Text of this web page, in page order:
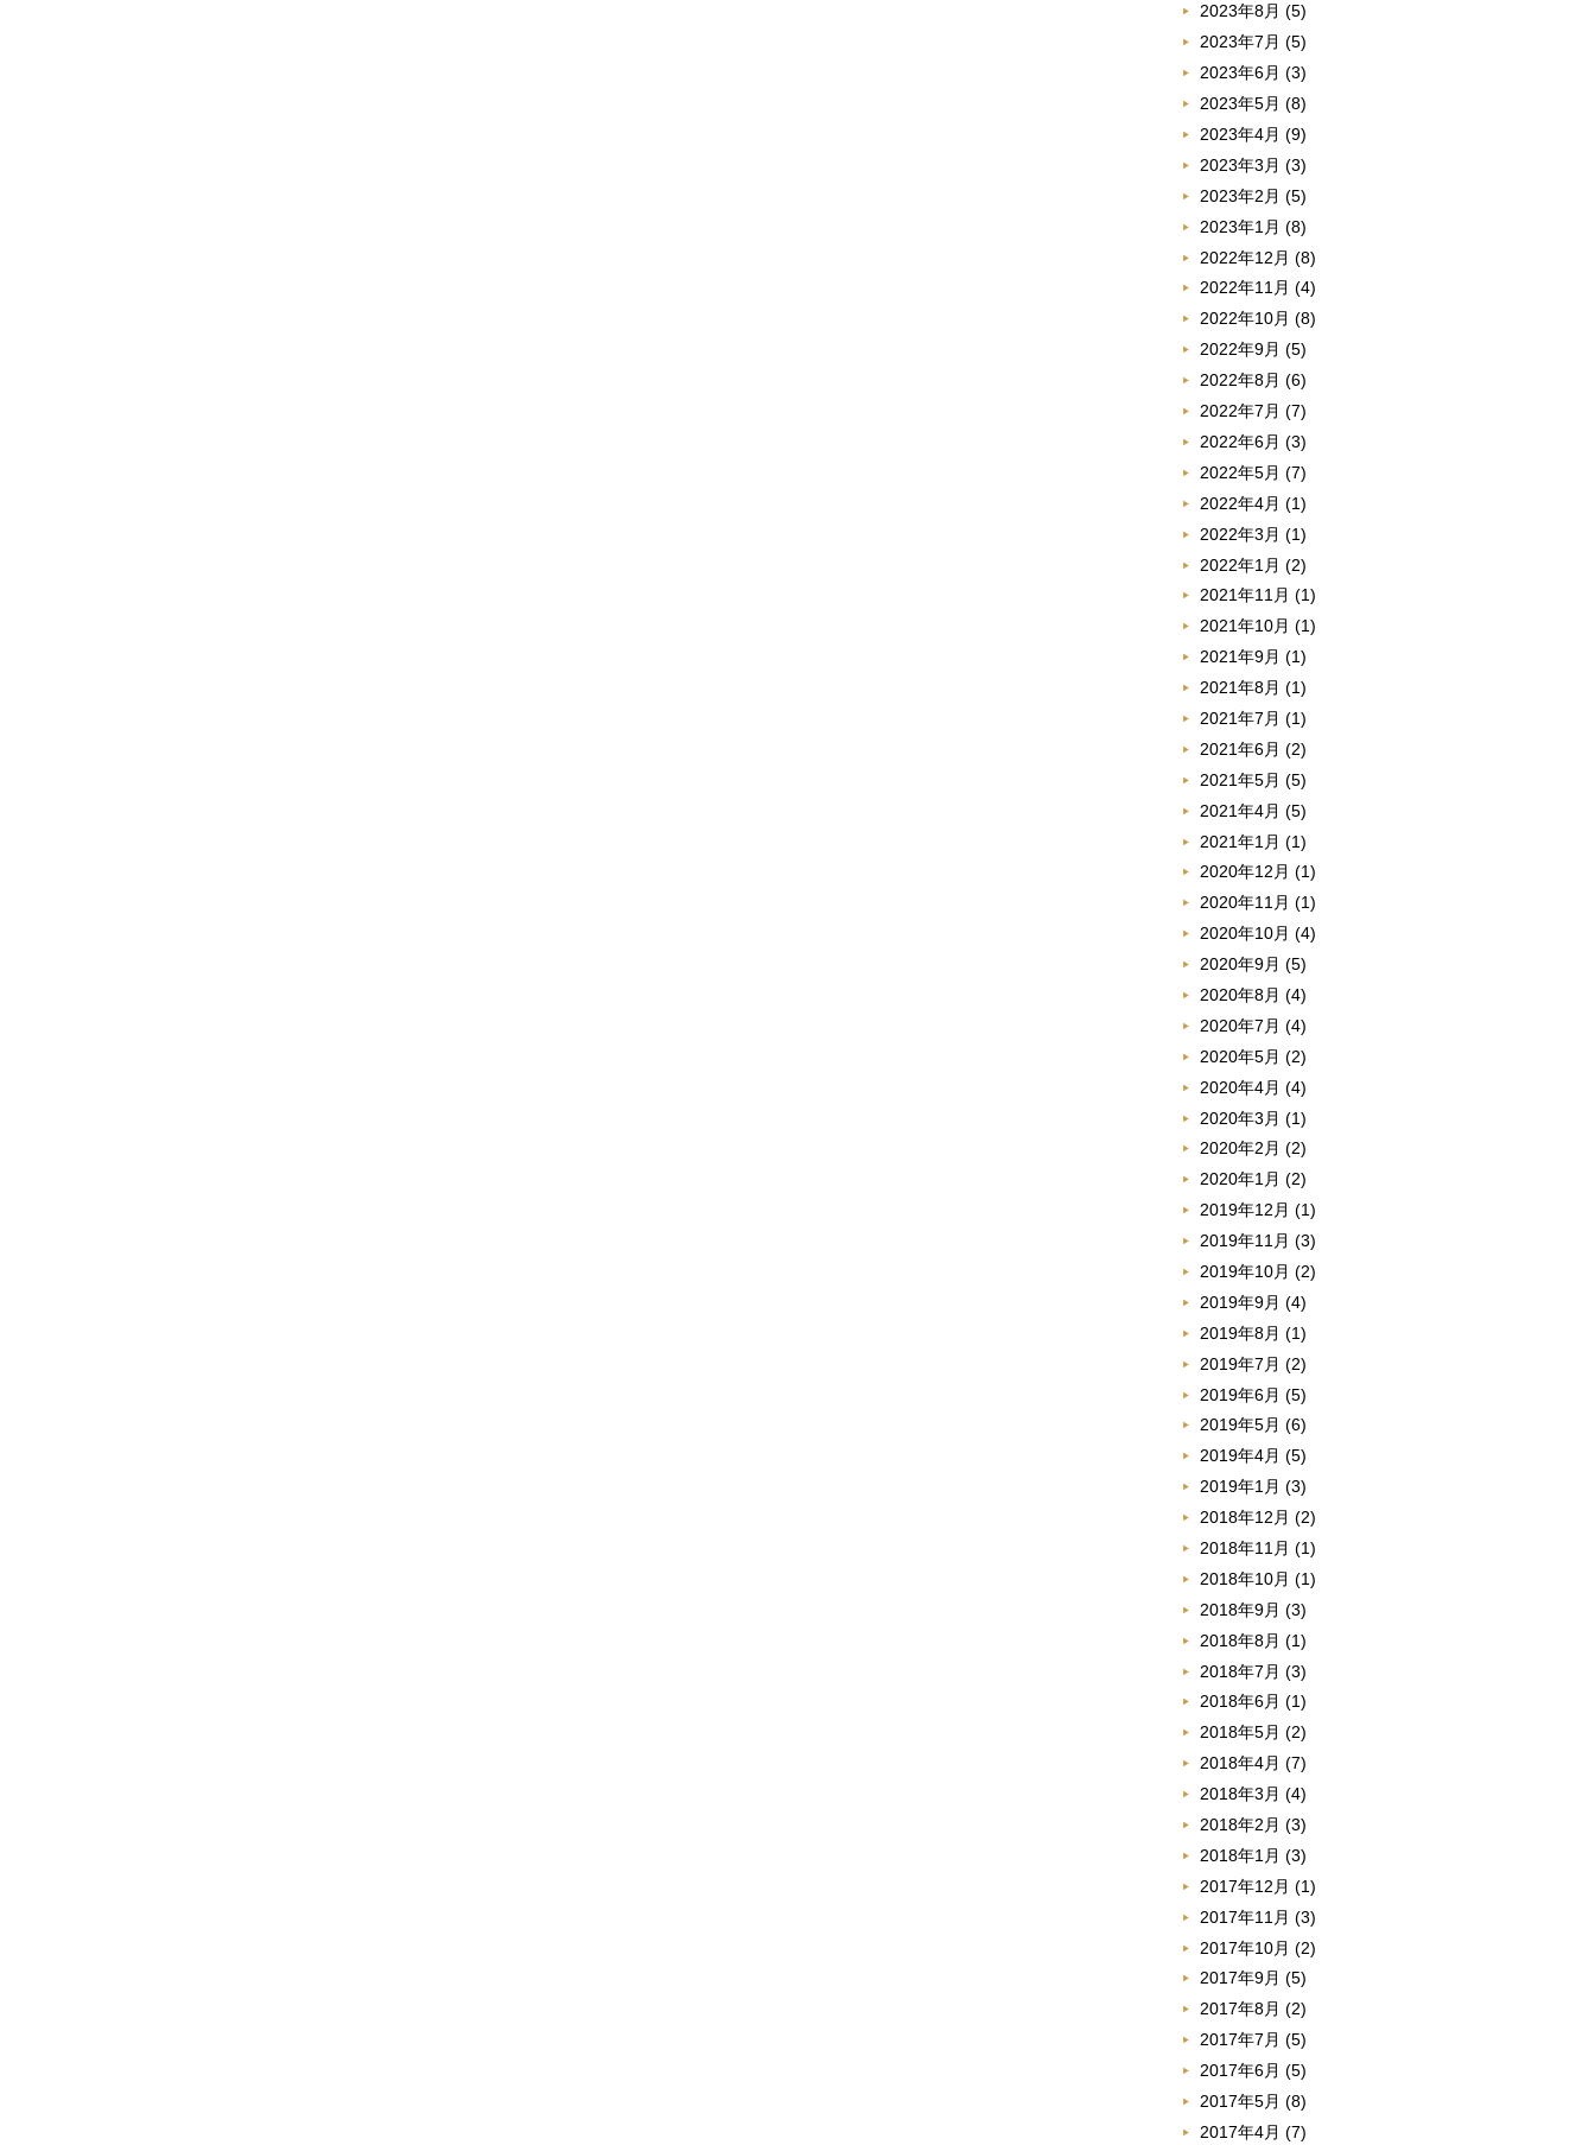
2023年8月 (5)
2023年7月 (5)
2023年6月 (3)
2023年5月 (8)
2023年4月 (9)
2023年3月 (3)
2023年2月 (5)
2023年1月 (8)
2022年12月 (8)
2022年11月 (4)
2022年10月 (8)
2022年9月 (5)
2022年8月 (6)
2022年7月 (7)
2022年6月 (3)
2022年5月 (7)
2022年4月 (1)
2022年3月 (1)
2022年1月 (2)
2021年11月 (1)
2021年10月 (1)
2021年9月 (1)
2021年8月 (1)
2021年7月 (1)
2021年6月 (2)
2021年5月 (5)
2021年4月 (5)
2021年1月 (1)
2020年12月 (1)
2020年11月 (1)
2020年10月 (4)
2020年9月 (5)
2020年8月 (4)
2020年7月 (4)
2020年5月 (2)
2020年4月 (4)
2020年3月 (1)
2020年2月 (2)
2020年1月 (2)
2019年12月 (1)
2019年11月 (3)
2019年10月 (2)
2019年9月 (4)
2019年8月 (1)
2019年7月 (2)
2019年6月 (5)
2019年5月 (6)
2019年4月 (5)
2019年1月 (3)
2018年12月 (2)
2018年11月 (1)
2018年10月 (1)
2018年9月 (3)
2018年8月 (1)
2018年7月 (3)
2018年6月 (1)
2018年5月 (2)
2018年4月 (7)
2018年3月 (4)
2018年2月 (3)
2018年1月 (3)
2017年12月 (1)
2017年11月 (3)
2017年10月 (2)
2017年9月 (5)
2017年8月 (2)
2017年7月 (5)
2017年6月 (5)
2017年5月 (8)
2017年4月 (7)